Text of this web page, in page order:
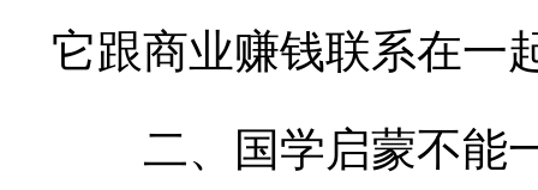
它跟商业赚钱联系在一
二、国学启蒙不能